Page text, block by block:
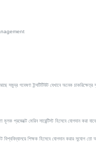
আছে সমুদ্র গবেষণা ইন্সটিটিউট যেখানে অনেক চাকরিক্ষেত্র
মূলক প্রজেক্টে মেরিন সায়েন্টিস্ট হিসেবে যোগদান করা
বিশ্ববিদ্যালয়ে শিক্ষক হিসেবে যোগদান করার সুযোগ তো